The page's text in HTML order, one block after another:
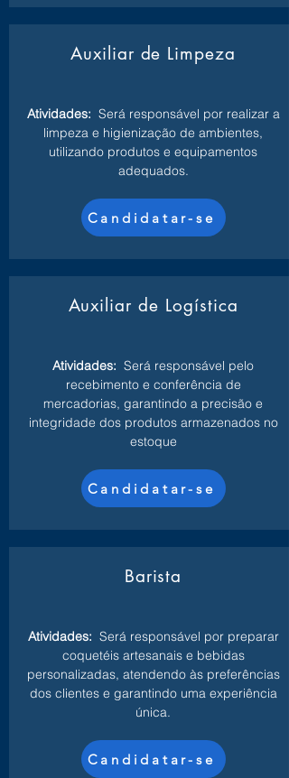
Auxiliar de Limpeza
Atividades: Será responsável por realizar a
limpeza e higienização de ambientes,
utilizando produtos e equipamentos
adequados.
Candidatar-se
Auxiliar de Logística
Atividades: Será responsável pelo
recebimento e conferência de
mercadorias, garantindo a precisão e
integridade dos produtos armazenados no
estoque
Candidatar-se
Barista
Atividades: Será responsável por preparar
coquetéis artesanais e bebidas
personalizadas, atendendo às preferências
dos clientes e garantindo uma experiência
única.
Candidatar-se